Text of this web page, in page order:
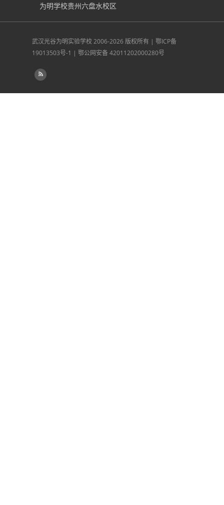
为明学校贵州六盘水校区
武汉光谷为明实验学校2006-2026 版权所有 | 鄂ICP备
19013503号-1 | 鄂公网安备 42011202000280号